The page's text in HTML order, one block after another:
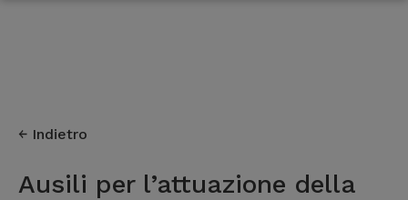
Indietro
Ausili per l’attuazione della